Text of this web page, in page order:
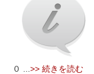
０ ...>> 続きを読む